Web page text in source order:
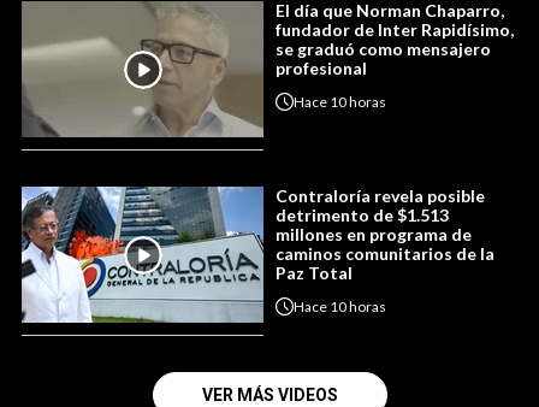
El día que Norman Chaparro,
fundador de Inter Rapidísimo,
se graduó como mensajero
profesional
Hace 10 horas
Contraloría revela posible
detrimento de $1.513
millones en programa de
caminos comunitarios de la
Paz Total
Hace 10 horas
VER MÁS VIDEOS